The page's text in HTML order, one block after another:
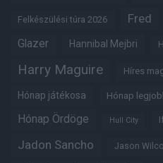
Felkészülési túra 2026 Fred
Glazer Hannibal Mejbri
Harry Maguire Híres
Hónap játékosa Hónap
Hónap Ördöge Hull City
Jadon Sancho Jason